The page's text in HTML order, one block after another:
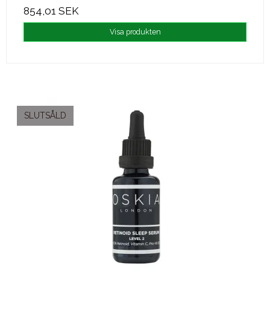
854,01 SEK
Visa produkten
SLUTSÅLD